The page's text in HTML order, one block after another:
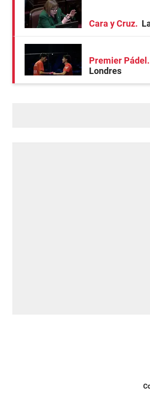
Cara y Cruz
Premier Pádel
Londres